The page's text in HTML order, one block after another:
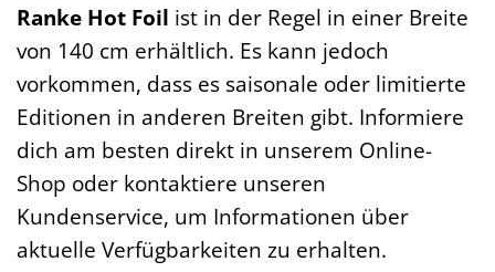
Ranke Hot Foil ist in der Regel in einer Breite
von 140 cm erhältlich. Es kann jedoch
vorkommen, dass es saisonale oder limitierte
Editionen in anderen Breiten gibt. Informiere
dich am besten direkt in unserem Online-
Shop oder kontaktiere unseren
Kundenservice, um Informationen über
aktuelle Verfügbarkeiten zu erhalten.